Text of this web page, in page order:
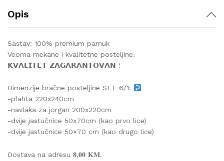
Opis
Sastav: 100% premium pamuk
Veoma mekane i kvalitetne posteljine.
𝗞𝗩𝗔𝗟𝗜𝗧𝗘𝗧 𝗭𝗔𝗚𝗔𝗥𝗔𝗡𝗧𝗢𝗩𝗔𝗡 !
Dimenzije bračne posteljine SET 6/1:
-plahta 220x240cm
-navlaka za jorgan 200x220cm
-dvije jastučnice 50x70cm (kao prvo lice)
-dvije jastučnice 50×70 cm (kao drugo lice)
Dostava na adresu 𝟖,𝟎𝟎 𝐊𝐌.